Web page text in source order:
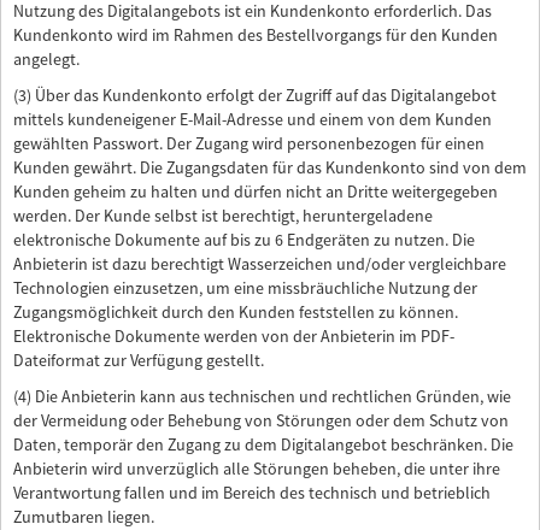
Nutzung des Digitalangebots ist ein Kundenkonto erforderlich. Das
Kundenkonto wird im Rahmen des Bestellvorgangs für den Kunden
angelegt.
(3) Über das Kundenkonto erfolgt der Zugriff auf das Digitalangebot
mittels kundeneigener E-Mail-Adresse und einem von dem Kunden
gewählten Passwort. Der Zugang wird personenbezogen für einen
Kunden gewährt. Die Zugangsdaten für das Kundenkonto sind von dem
Kunden geheim zu halten und dürfen nicht an Dritte weitergegeben
werden. Der Kunde selbst ist berechtigt, heruntergeladene
elektronische Dokumente auf bis zu 6 Endgeräten zu nutzen. Die
Anbieterin ist dazu berechtigt Wasserzeichen und/oder vergleichbare
Technologien einzusetzen, um eine missbräuchliche Nutzung der
Zugangsmöglichkeit durch den Kunden feststellen zu können.
Elektronische Dokumente werden von der Anbieterin im PDF-
Dateiformat zur Verfügung gestellt.
(4) Die Anbieterin kann aus technischen und rechtlichen Gründen, wie
der Vermeidung oder Behebung von Störungen oder dem Schutz von
Daten, temporär den Zugang zu dem Digitalangebot beschränken. Die
Anbieterin wird unverzüglich alle Störungen beheben, die unter ihre
Verantwortung fallen und im Bereich des technisch und betrieblich
Zumutbaren liegen.